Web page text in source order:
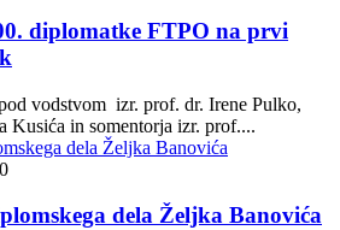
diplomatke FTPO na prvi
vodstvom izr. prof. dr. Irene Pulko,
Kusića in somentorja izr. prof....
dela Željka Banovića